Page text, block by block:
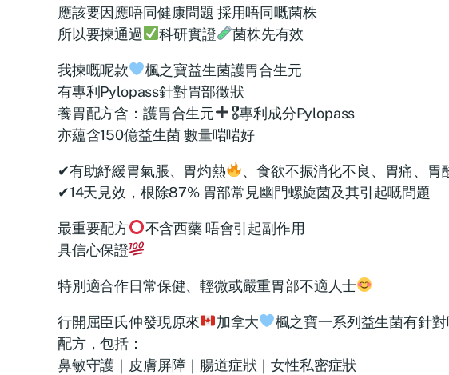
應該要因應唔同健康問題 採用唔同嘅菌株
所以要揀通過
科研實證 菌株先有效
我揀嘅呢款
楓之寶益生菌護胃合生元
有專利Pylopass針對胃部徵狀
養胃配方含：護胃合生元
🎖專利成分Pylopass
亦蘊含150億益生菌 數量啱啱好
✔有助紓緩胃氣脹、胃灼熱
、食欲不振消化不良、胃痛、胃
✔14天見效，根除87% 胃部常見幽門螺旋菌及其引起嘅問題
最重要配方
不含西藥 唔會引起副作用
具信心保證
特別適合作日常保健、輕微或嚴重胃部不適人士
行開屈臣氏仲發現原來 加拿大
楓之寶一系列益生菌有針
配方，包括：
鼻敏守護｜皮膚屏障｜腸道症狀｜女性私密症狀